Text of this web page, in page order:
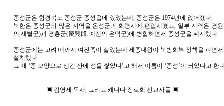
종성군은 함경북도 종성군 종성읍에 있었는데, 종성군은 1974년에 없어졌다.
북한은 종성군의 많은 지역을 온성군과 회령시에 편입시켰고, 일부 지역은 경
의 새별군)과 경흥군(慶興郡; 예전의 은덕군)에 병합하면서 종성군을 폐지했다.
종성군에는 고려 때까지 여진족이 살았는데 세종대왕이 북방회복 정책을 펴면
설치했다.
그 때 ‘종 모양으로 생긴 산에 성을 쌓았다’고 해서 이름이 ‘종성’이 되었다고 한
▣ 김영제 목사, 그리고 캐나다 장로회 선교사들 ▣